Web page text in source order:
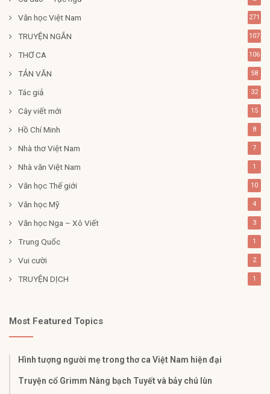
Văn học Việt Nam 271
TRUYỆN NGẮN 107
THƠ CA 106
TẢN VĂN 58
Tác giả 32
Cây viết mới 15
Hồ Chí Minh 8
Nhà thơ Việt Nam 7
Nhà văn Việt Nam 1
Văn học Thế giới 10
Văn học Mỹ 4
Văn học Nga – Xô Viết 3
Trung Quốc 1
Vui cười 2
TRUYỆN DỊCH 1
Most Featured Topics
Hình tượng người mẹ trong thơ ca Việt Nam hiện đại
Truyện cổ Grimm Nàng bạch Tuyết và bảy chú lùn